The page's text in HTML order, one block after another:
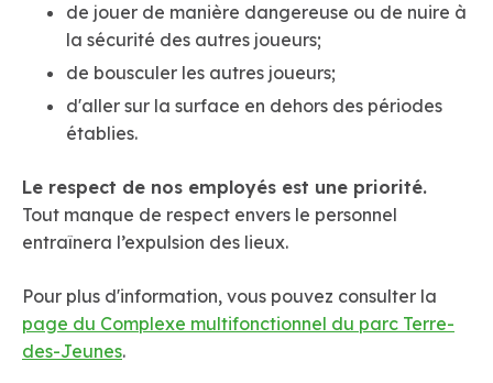
de jouer de manière dangereuse ou de nuire à
la sécurité des autres joueurs;
de bousculer les autres joueurs;
d'aller sur la surface en dehors des périodes
établies.
Le respect de nos employés est une priorité.
Tout manque de respect envers le personnel
entraînera l’expulsion des lieux.
Pour plus d'information, vous pouvez consulter la
page du Complexe multifonctionnel du parc Terre-
des-Jeunes.